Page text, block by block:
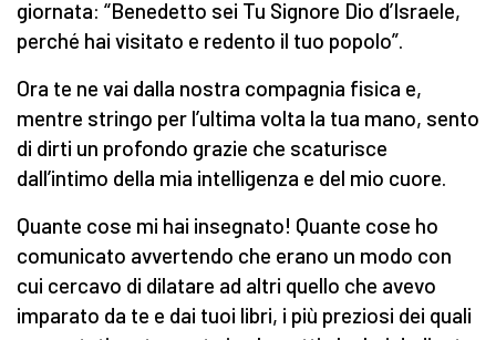
giornata: “Benedetto sei Tu Signore Dio d’Israele,
perché hai visitato e redento il tuo popolo”.
Ora te ne vai dalla nostra compagnia fisica e,
mentre stringo per l’ultima volta la tua mano, sento
di dirti un profondo grazie che scaturisce
dall’intimo della mia intelligenza e del mio cuore.
Quante cose mi hai insegnato! Quante cose ho
comunicato avvertendo che erano un modo con
cui cercavo di dilatare ad altri quello che avevo
imparato da te e dai tuoi libri, i più preziosi dei quali